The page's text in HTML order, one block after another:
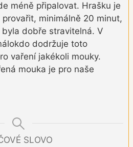
méně připalovat. Hrašku je
minimálně 20 minut,
dobře stravitelná. V
dodržuje toto
vaření jakékoli mouky.
mouka je pro naše
SLOVO